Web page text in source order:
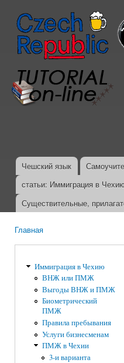
Главное меню
Чешский язык
статьи: Иммиграция в
Существительные,
Главная
Иммиграция в Чехию
ВНЖ или ПМЖ
Выгоды ВНЖ и ПМЖ
Биометрический
ПМЖ
Правила пребывания
Услуги бизнесменам
ПМЖ в Чехии
3-и варианта